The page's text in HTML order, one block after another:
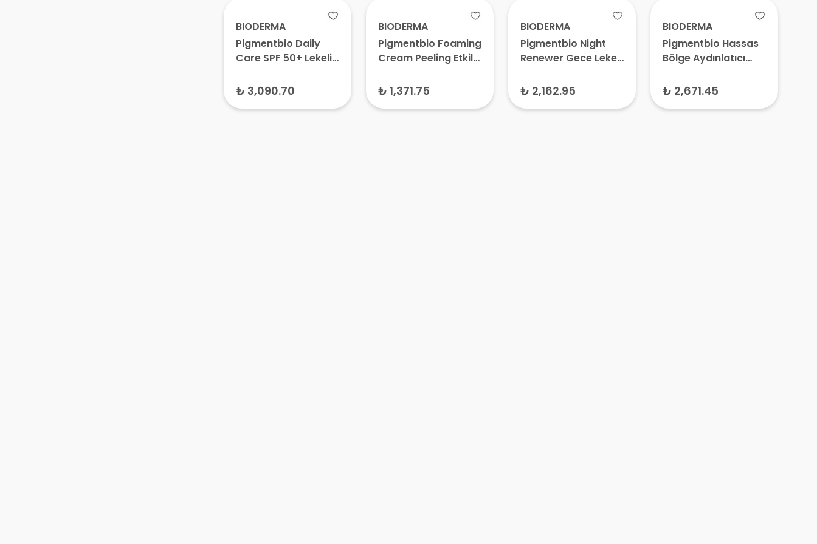
Faktör Güneş Sütü
BIODERMA
Pigmentbio Daily
Care SPF 50+ Lekeli
Ciltler için Güneş
Koruyucu 40 ml –
₺ 3,090.70
BIODERMA
Pigmentbio Foaming
Cream Peeling Etkili
Temizleme Jeli 200
ml
₺ 1,371.75
BIODERMA
Pigmentbio Night
Renewer Gece Leke
Kremi 50 ml
₺ 2,162.95
BIODERMA
Pigmentbio Hassas
Bölge Aydınlatıcı
Krem 75 ml
₺ 2,671.45